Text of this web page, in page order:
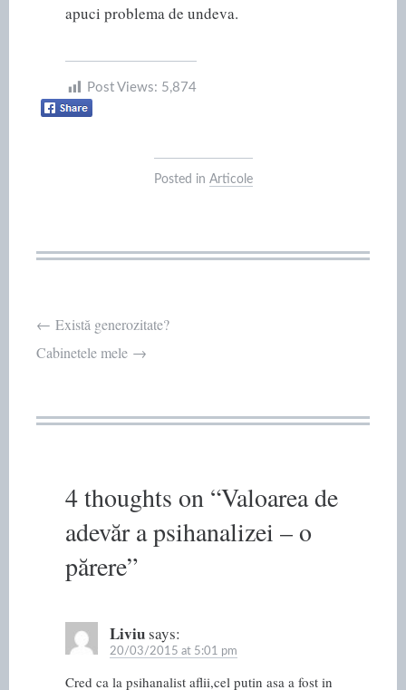
apuci problema de undeva.
Post Views: 5,874
Posted in Articole
Post
← Există generozitate?
Cabinetele mele →
4 thoughts on “Valoarea de
adevăr a psihanalizei – o
părere”
Liviusays:
20/03/2015 at 5:01 pm
Cred ca la psihanalist aflii,cel putin asa a fost in